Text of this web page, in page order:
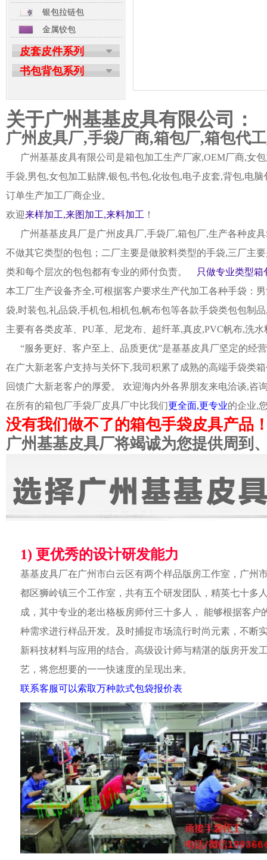
银包拉链包
金属铰包
皮套皮件系列
书包背包系列
关于广州基基皮具有限公司：
广州皮具厂,手袋厂商,箱包厂,箱包代
广州基基皮具有限公司是箱包加工生产厂家,OEM厂商,女
手袋,男包,女包加工贴牌,银包,书包,化妆包,电子皮套,背包,电
订单生产加工厂商企业。
欢迎来样加工,来图加工,来料加工 ！
广州基基皮具厂是广州皮具厂,手袋厂,箱包厂,生产各种皮
不做其它类型的包包；二厂主要是做胶料类型的手袋,三厂主
类和每个层次的包包都有专业的师付负责。
只做专业类型箱
本工厂生产设备齐全,可根据客户要求生产代加工各种手袋：
袋,时装包,礼品袋,手机包,相机包,帆布包等各款手袋类包包制
主要有各类皮革、PU革、尼龙布、超纤革,真皮,PVC帆布,洗
“服务更好、客户至上、品质更优”是基基皮具厂坚定的经
在广大新老客户支持与关怀下,我司积累了成熟的高端手袋类
回馈广大新老客户的厚爱。 欢迎海内外各界朋友来电洽谈,咨
在所有的箱包厂手袋厂皮具厂中比我们更全面,更专业的企业,
没有我们做不了的箱包手袋皮具产品
广州基基皮具厂将竭诚为您提供周到
1) 更优秀的设计研发能力
基基皮具厂在广州市白云区有两个样品版房工作室，广州
都区狮岭镇三个工作室，共有五个研发团队，精英七十多
成，其中专业的老出格板房师付三十多人， 能够根据客户
种需求进行样品开发。及时捕捉市场流行时尚元素，不断
新科技材料与应用的结合。高级设计师与精湛的版房开发
艺，将您想要的一一快速度的呈现出来。
联系客服可以索取万种款式包袋报价表